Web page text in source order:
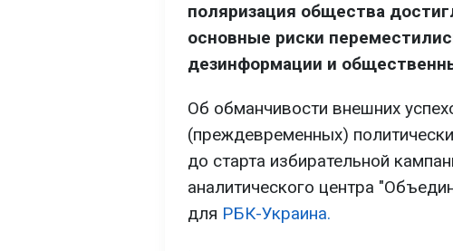
поляризация общества
основные риски
дезинформации и
Об обманчивости внешних
(преждевременных)
до старта избирательной
аналитического центра
для РБК-Украина.